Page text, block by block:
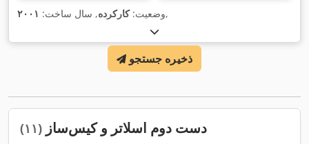
وضعیت:کارکرده, سال ساخت: ۲۰۰۱ ,
ذخیره جستجو
دست دوم اسلاتر و کیس‌ساز (۱۱)